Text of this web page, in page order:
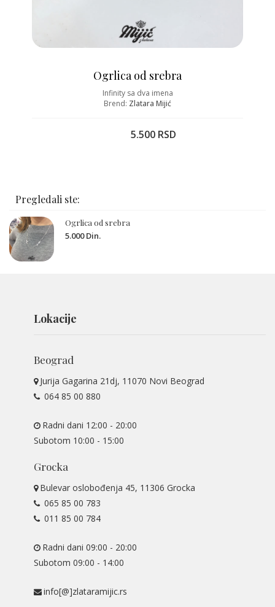
Ogrlica od srebra
Infinity sa dva imena
Brend: Zlatara Mijić
5.500 RSD
Pregledali ste:
Ogrlica od srebra
5.000 Din.
Lokacije
Beograd
Jurija Gagarina 21dj, 11070 Novi Beograd
064 85 00 880
Radni dani 12:00 - 20:00
Subotom 10:00 - 15:00
Grocka
Bulevar oslobođenja 45, 11306 Grocka
065 85 00 783
011 85 00 784
Radni dani 09:00 - 20:00
Subotom 09:00 - 14:00
info[@]zlataramijic.rs